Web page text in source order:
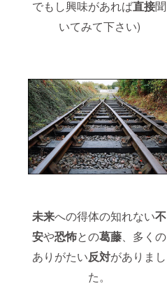
でもし興味があれば直接聞
いてみて下さい)
未来への得体の知れない不
安や恐怖との葛藤、多くの
ありがたい反対がありまし
た。